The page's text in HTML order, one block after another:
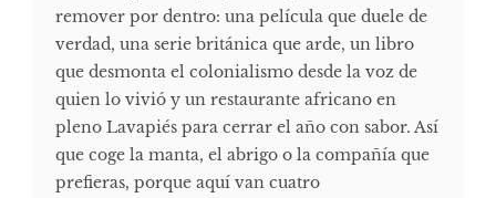
remover por dentro: una película que duele de
verdad, una serie británica que arde, un libro
que desmonta el colonialismo desde la voz de
quien lo vivió y un restaurante africano en
pleno Lavapiés para cerrar el año con sabor. Así
que coge la manta, el abrigo o la compañía que
prefieras, porque aquí van cuatro